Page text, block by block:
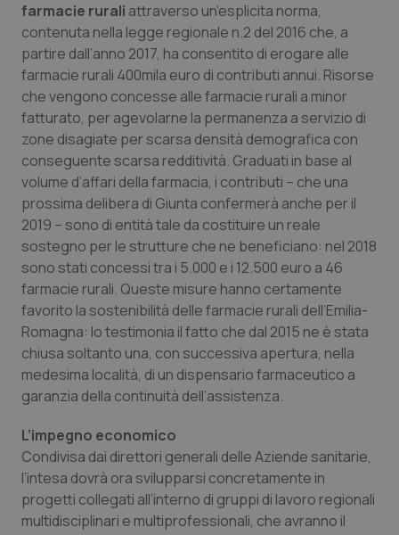
farmacie rurali attraverso un’esplicita norma,
contenuta nella legge regionale n.2 del 2016 che, a
partire dall’anno 2017, ha consentito di erogare alle
farmacie rurali 400mila euro di contributi annui. Risorse
che vengono concesse alle farmacie rurali a minor
fatturato, per agevolarne la permanenza a servizio di
zone disagiate per scarsa densità demografica con
conseguente scarsa redditività. Graduati in base al
volume d’affari della farmacia, i contributi – che una
prossima delibera di Giunta confermerà anche per il
2019 – sono di entità tale da costituire un reale
sostegno per le strutture che ne beneficiano: nel 2018
sono stati concessi tra i 5.000 e i 12.500 euro a 46
farmacie rurali. Queste misure hanno certamente
favorito la sostenibilità delle farmacie rurali dell’Emilia-
Romagna: lo testimonia il fatto che dal 2015 ne è stata
chiusa soltanto una, con successiva apertura, nella
medesima località, di un dispensario farmaceutico a
garanzia della continuità dell’assistenza.
L’impegno economico
Condivisa dai direttori generali delle Aziende sanitarie,
l’intesa dovrà ora svilupparsi concretamente in
progetti collegati all’interno di gruppi di lavoro regionali
multidisciplinari e multiprofessionali, che avranno il
CookieScriptConsent
CookieScript
www.quotidianosanita.it
tracking-sites-ironfish-
www.quotidianosanita.it
tracking-sites-ironfish-
session-id
www.quotidianosanita.it